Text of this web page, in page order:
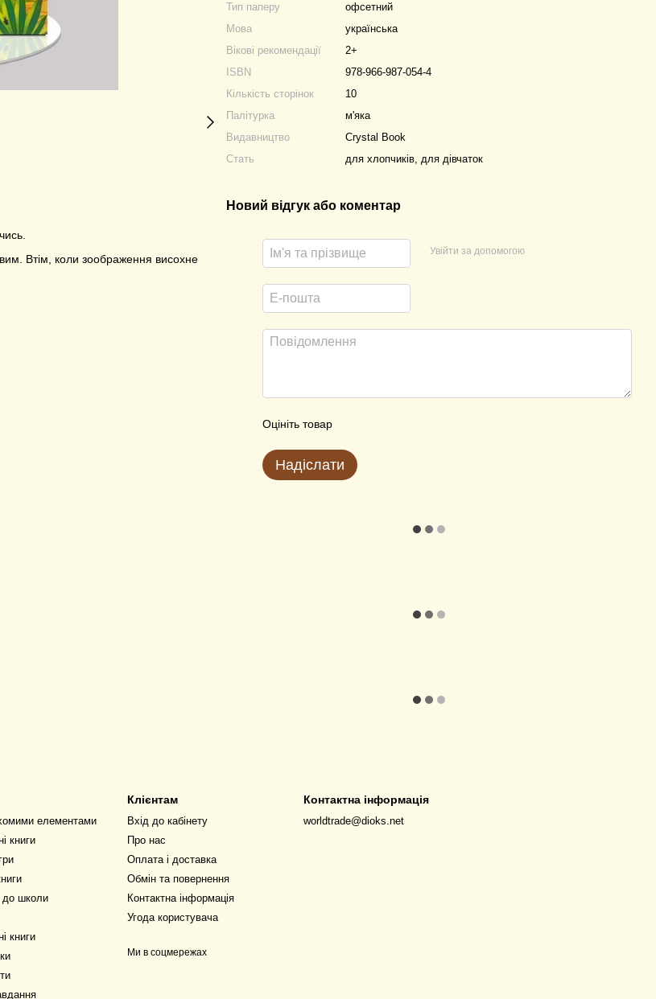
Втім, коли зоображення висохне
Тип паперу
офсетний
Мова
українська
Вікові рекомендації
2+
ISBN
978-966-987-054-4
Кількість сторінок
10
Палітурка
м'яка
Видавництво
Crystal Book
Стать
для хлопчиків, для дівчаток
Новий відгук або коментар
Увійти за допомогою
Оцініть товар
Надіслати
елементами
книги
до школи
книги
Клієнтам
Вхід до кабінету
Про нас
Оплата і доставка
Обмін та повернення
Контактна інформація
Угода користувача
Ми в соцмережах
Контактна інформація
worldtrade@dioks.net